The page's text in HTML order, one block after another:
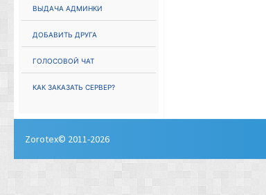
Выдача админки
Добавить друга
Голосовой чат
Как заказать сервер?
Zorotex© 2011-2026